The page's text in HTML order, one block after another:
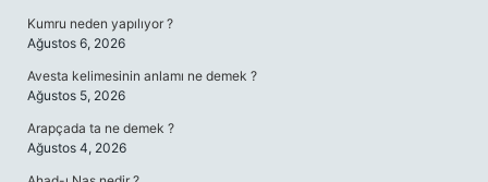
Kumru neden yapılıyor ?
Ağustos 6, 2026
Avesta kelimesinin anlamı ne demek ?
Ağustos 5, 2026
Arapçada ta ne demek ?
Ağustos 4, 2026